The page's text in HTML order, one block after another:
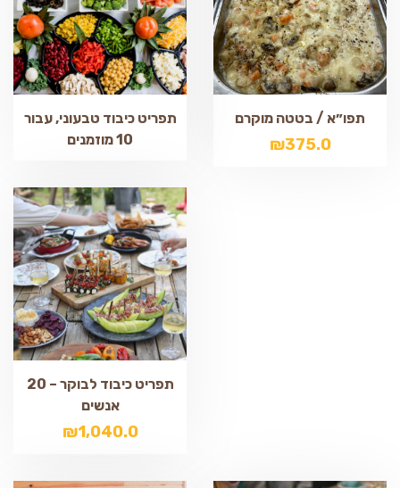
תפו״א / בטטה מוקרם
₪375.0
תפריט כיבוד טבעוני, עבור
10 מוזמנים
תפריט כיבוד לבוקר – 20
אנשים
₪1,040.0